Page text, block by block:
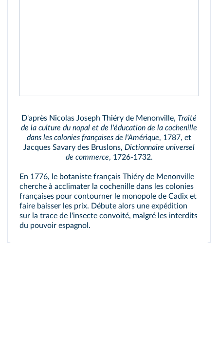
D'après Nicolas Joseph Thiéry de Menonville, Traité
de la culture du nopal et de l'éducation de la cochenille
dans les colonies françaises de l'Amérique, 1787, et
Jacques Savary des Bruslons, Dictionnaire universel
de commerce, 1726-1732.
En 1776, le botaniste français Thiéry de Menonville
cherche à acclimater la cochenille dans les colonies
françaises pour contourner le monopole de Cadix et
faire baisser les prix. Débute alors une expédition
sur la trace de l'insecte convoité, malgré les interdits
du pouvoir espagnol.